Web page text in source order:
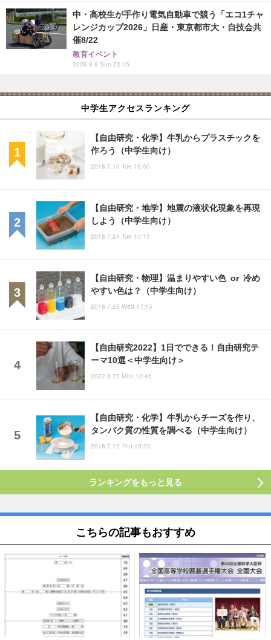
中・高校生が手作り電気自動車で競う「エコ1チャ
レンジカップ2026」日産・東京都市大・自技会共
催8/22
教育イベント
2026.8.9 Sun 22:15
中学生アクセスランキング
【自由研究・化学】牛乳からプラスチックを
作ろう（中学生向け）
2018.7.10 Tue 15:00
【自由研究・地学】地震の液状化現象を再現
しよう（中学生向け）
2018.7.24 Tue 10:15
【自由研究・物理】温まりやすい色 or 冷め
やすい色は？（中学生向け）
2018.7.25 Wed 17:15
【自由研究2022】1日でできる！自由研究テ
ーマ10選＜中学生向け＞
2022.8.22 Mon 12:45
【自由研究・化学】牛乳からチーズを作り、
タンパク質の性質を調べる（中学生向け）
2018.7.12 Thu 15:00
ランキングをもっと見る
こちらの記事もおすすめ